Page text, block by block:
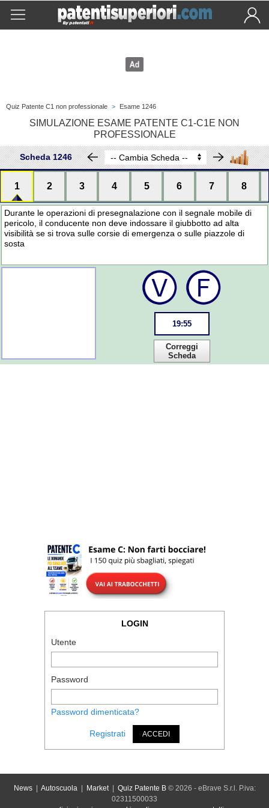
Quiz Patente C1 non professionale > Esame 1246
SIMULAZIONE ESAME PATENTE C1-C1E NON
PROFESSIONALE
Scheda 1246
1 2 3 4 5 6 7 8
Durante le operazioni di presegnalazione con il segnale mobile di
pericolo, il conducente non deve indossare il giubbotto ad alta
visibilità se si trova sulle corsie di emergenza o sulle piazzole di
sosta
19:55
Correggi
Scheda
LOGIN
Utente
Password
Password dimenticata?
Registrati ACCEDI
News| Autoscuola| Market| Quiz Patente B© 2026 - eBrave S.r.l. P.iva:
02311500033